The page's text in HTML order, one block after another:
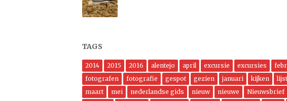
TAGS
2014 2015 2016 alentejo april excursie excursies
fotografen
fotografie gespot gezien januari kijken lijst
maart
mei nederlandse gids nieuw nieuwe Nieuwsbrief